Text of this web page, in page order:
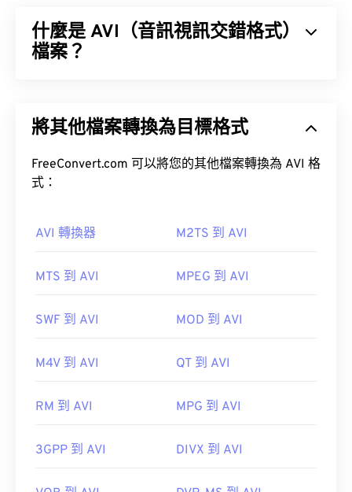
MP3 檔案大得多，因此不太適合在便攜式播放器等
消費級裝置上使用。
如何開啟 WAV 檔案？
開啟 WAV 檔案的預設播放器是 Windows Media
Player
開發人員：Microsoft
IBIB
實用連結：
audio-wav
什麼是 AVI（音訊視訊交錯格式）
檔案？
式。借助第三方程序，AVI 可以支援章節、字幕、選
微軟提供了一個可下載的免費
初始發布：
實用連結：
將其他檔案轉換為目標格式
FreeConvert.com 可以將您的其他檔案轉換為 AVI 格
式：
AVI 轉換器 M2TS 到 AVI
MTS 到 AVI MPEG 到 AVI
SWF 到 AVI MOD 到 AVI
M4V 到 AVI QT 到 AVI
RM 到 AVI MPG 到 AVI
3GPP 到 AVI DIVX 到 AVI